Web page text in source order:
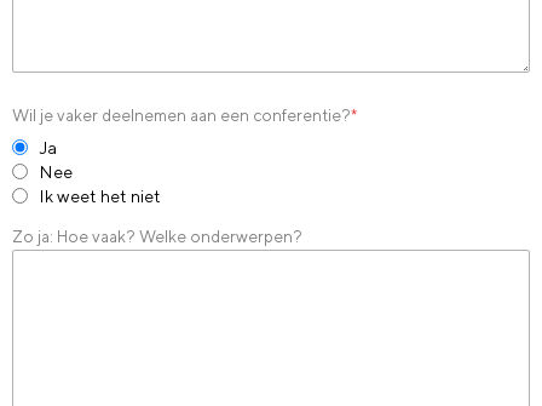
Wil je vaker deelnemen aan een conferentie?*
Ja
Nee
Ik weet het niet
Zo ja: Hoe vaak? Welke onderwerpen?